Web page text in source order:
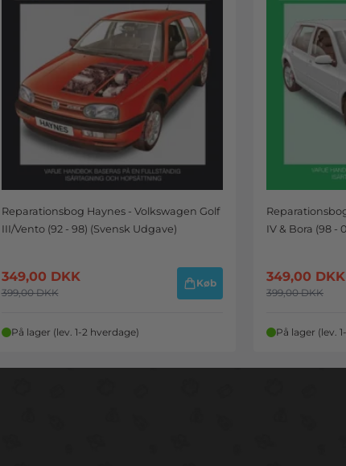
Reparationsbog Haynes - Volkswagen Golf
III/Vento (92 - 98) (Svensk Udgave)
349,00 DKK
399,00DKK
Køb
På lager (lev. 1-2 hverdage)
IV & Bora (98 -
349,00 DKK
399,00DKK
På lager (lev.